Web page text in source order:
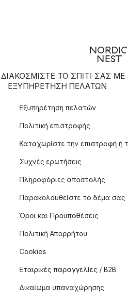
ΔΙΑΚΟΣΜΙΣΤΕ ΤΟ ΣΠΙΤΙ ΣΑΣ ΜΕ
ΕΞΥΠΗΡΈΤΗΣΗ ΠΕΛΑΤΏΝ
Εξυπηρέτηση πελατών
Πολιτική επιστροφής
Καταχωρίστε την επιστροφή ή
Συχνές ερωτήσεις
Πληροφόριες αποστολής
Παρακολουθείστε το δέμα σας
Όροι και Προϋποθέσεις
Πολιτική Απορρήτου
Cookies
Εταιρικές παραγγελίες / B2B
Δικαίωμα υπαναχώρησης